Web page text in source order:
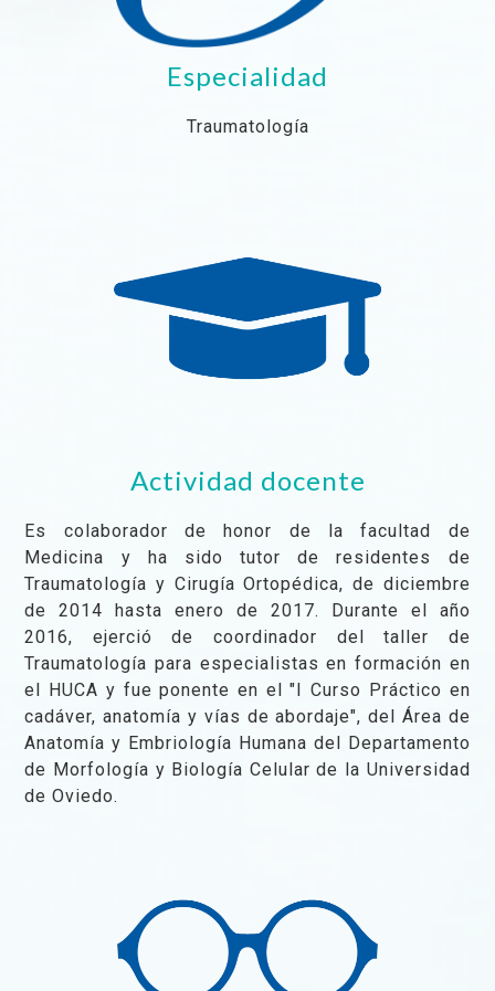
Especialidad
Traumatología
Actividad docente
Es colaborador de honor de la facultad de
Medicina y ha sido tutor de residentes de
Traumatología y Cirugía Ortopédica, de diciembre
de 2014 hasta enero de 2017. Durante el año
2016, ejerció de coordinador del taller de
Traumatología para especialistas en formación en
el HUCA y fue ponente en el "I Curso Práctico en
cadáver, anatomía y vías de abordaje", del Área de
Anatomía y Embriología Humana del Departamento
de Morfología y Biología Celular de la Universidad
de Oviedo.